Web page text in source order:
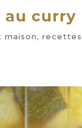
au curry
maison,recettes